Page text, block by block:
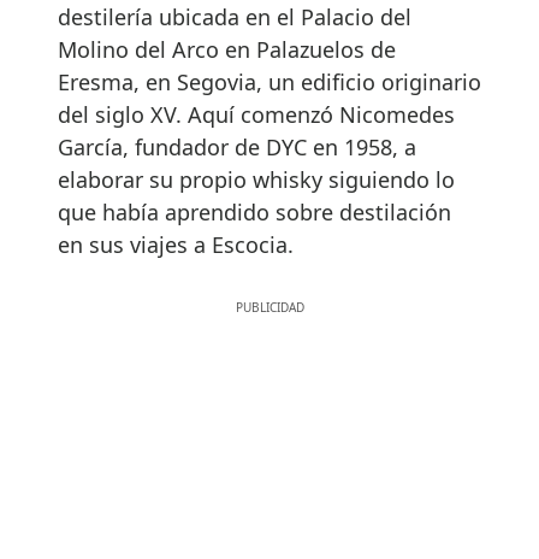
destilería ubicada en el Palacio del
Molino del Arco en Palazuelos de
Eresma, en Segovia, un edificio originario
del siglo XV. Aquí comenzó Nicomedes
García, fundador de DYC en 1958, a
elaborar su propio whisky siguiendo lo
que había aprendido sobre destilación
en sus viajes a Escocia.